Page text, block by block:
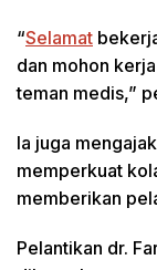
“Selamat
dan mohon
teman medis,”
Ia juga
memperkuat
memberikan
Pelantikan dr.